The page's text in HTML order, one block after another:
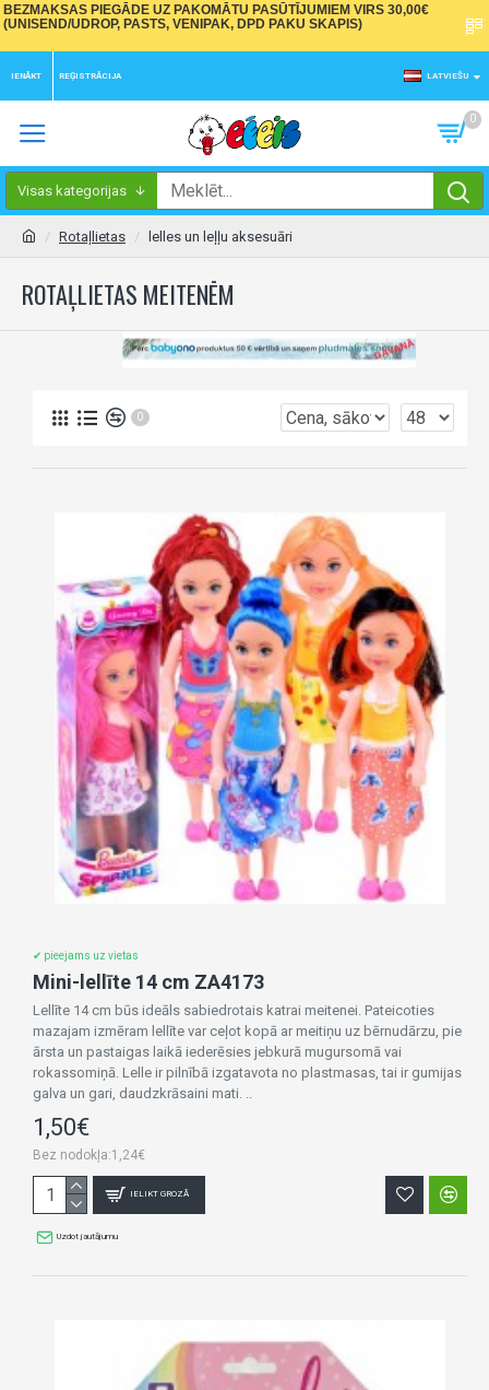
BEZMAKSAS PIEGĀDE UZ PAKOMĀTU PASŪTĪJUMIEM VIRS 30,00€
(UNISEND/UDROP, PASTS, VENIPAK, DPD PAKU SKAPIS)
IENĀKT REĢISTRĀCIJA LATVIEŠU
0
Visas kategorijas
Rotaļlietas lelles un leļļu aksesuāri
ROTAĻLIETAS MEITENĒM
0
✔ pieejams uz vietas
Mini-lellīte 14 cm ZA4173
Lellīte 14 cm būs ideāls sabiedrotais katrai meitenei. Pateicoties
mazajam izmēram lellīte var ceļot kopā ar meitiņu uz bērnudārzu, pie
ārsta un pastaigas laikā iederēsies jebkurā mugursomā vai
rokassomiņā. Lelle ir pilnībā izgatavota no plastmasas, tai ir gumijas
galva un gari, daudzkrāsaini mati. ..
1,50€
Bez nodokļa:1,24€
IELIKT GROZĀ
Uzdot jautājumu